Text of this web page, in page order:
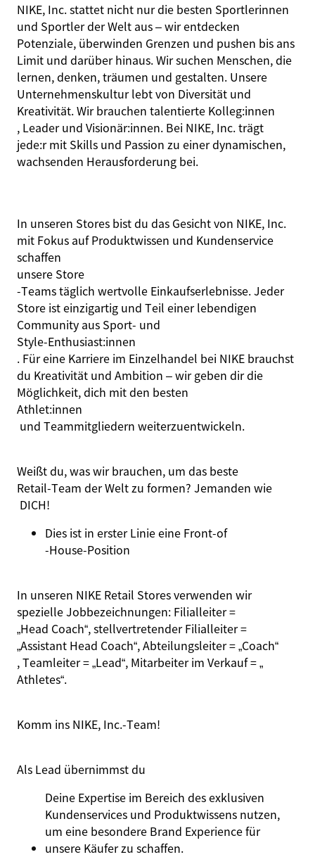
NIKE, Inc. stattet nicht nur die besten Sportlerinnen
und Sportler der Welt aus – wir entdecken
Potenziale, überwinden Grenzen und pushen bis ans
Limit und darüber hinaus. Wir suchen Menschen, die
lernen, denken, träumen und gestalten. Unsere
Unternehmenskultur lebt von Diversität und
Kreativität. Wir brauchen talentierte Kolleg:innen
, Leader und Visionär:innen. Bei NIKE, Inc. trägt
jede:r mit Skills und Passion zu einer dynamischen,
wachsenden Herausforderung bei.
In unseren Stores bist du das Gesicht von NIKE, Inc.
mit Fokus auf Produktwissen und Kundenservice
schaffen
unsere Store
‑Teams täglich wertvolle Einkaufserlebnisse. Jeder
Store ist einzigartig und Teil einer lebendigen
Community aus Sport‑ und
Style‑Enthusiast:innen
. Für eine Karriere im Einzelhandel bei NIKE brauchst
du Kreativität und Ambition – wir geben dir die
Möglichkeit, dich mit den besten
Athlet:innen
und Teammitgliedern weiterzuentwickeln.
Weißt du, was wir brauchen, um das beste
Retail‑Team der Welt zu formen? Jemanden wie
DICH!
Dies ist in erster Linie eine Front‑of
‑House‑Position
In unseren NIKE Retail Stores verwenden wir
spezielle Jobbezeichnungen: Filialleiter =
„Head Coach“, stellvertretender Filialleiter =
„Assistant Head Coach“, Abteilungsleiter =„Coach“
, Teamleiter =„Lead“, Mitarbeiter im Verkauf =„
Athletes“.
Komm ins NIKE, Inc.‑Team!
Als Lead übernimmst du
Deine Expertise im Bereich desexklusiven
Kundenservices und Produktwissens nutzen,
um eine besondere Brand Experiencefür
unsere Käuferzu schaffen.